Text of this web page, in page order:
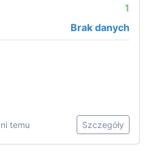
1
Brak danych
temu Szczegóły